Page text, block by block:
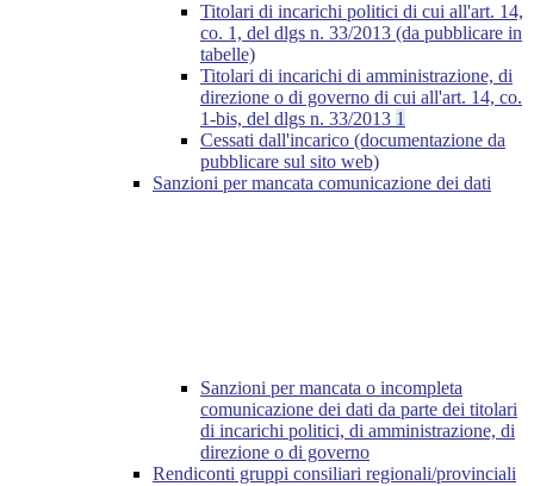
Titolari di incarichi politici di cui all'art. 14,
co. 1, del dlgs n. 33/2013 (da pubblicare in
tabelle)
Titolari di incarichi di amministrazione, di
direzione o di governo di cui all'art. 14, co.
1-bis, del dlgs n. 33/2013 1
Cessati dall'incarico (documentazione da
pubblicare sul sito web)
Sanzioni per mancata comunicazione dei dati
Sanzioni per mancata o incompleta
comunicazione dei dati da parte dei titolari
di incarichi politici, di amministrazione, di
direzione o di governo
Rendiconti gruppi consiliari regionali/provinciali